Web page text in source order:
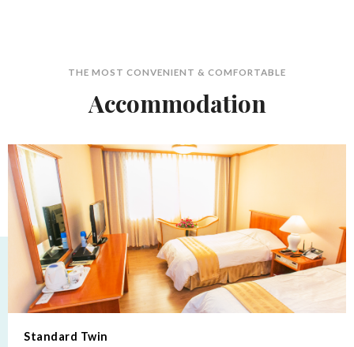
THE MOST CONVENIENT & COMFORTABLE
Accommodation
Standard Twin